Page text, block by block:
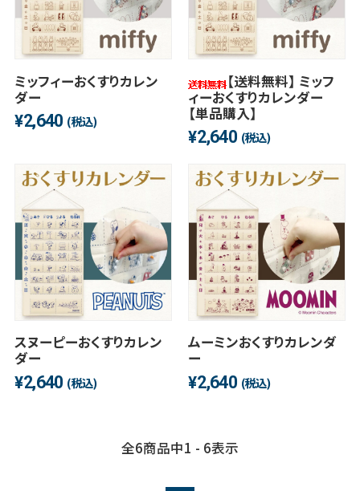
ミッフィーおくすりカレン
ダー
¥2,640 (税込)
【送料無料】 ミッフ
ィーおくすりカレンダー
【単品購入】
¥2,640 (税込)
スヌーピーおくすりカレン
ダー
¥2,640 (税込)
ムーミンおくすりカレンダ
ー
¥2,640 (税込)
全6商品中1 - 6表示